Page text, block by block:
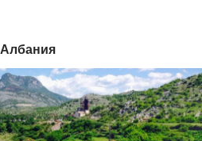
Албания